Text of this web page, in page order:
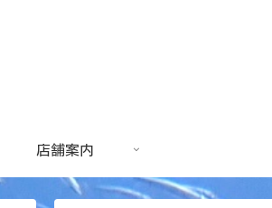
店舗案内